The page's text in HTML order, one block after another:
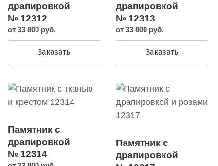
драпировкой
№ 12312
от 33 800 руб.
Заказать
драпировкой
№ 12313
от 33 800 руб.
Заказать
Памятник с
драпировкой
№ 12314
Памятник с
драпировкой